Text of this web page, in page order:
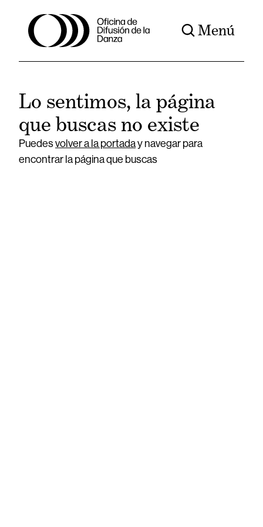
Menú
Lo sentimos, la página
que buscas no existe
Puedesvolver a la portaday navegar para
encontrar la página que buscas